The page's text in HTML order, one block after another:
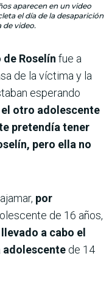
aparecen en un video
el día de la desaparición
de video.
Roselín fue a
de la víctima y la
esperando
el otro adolescente
pretendía tener
pero ella no
por
de 16 años,
a cabo el
adolescente de 14